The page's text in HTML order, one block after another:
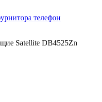
Satellite DB4525Zn